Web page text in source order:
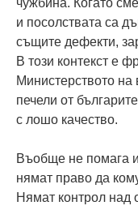
чужбина. Когато
и посолствата са
същите дефекти,
В този контекст е
Министерството
печели от
с лошо качество.
Въобще не помага и
нямат право да
Нямат контрол над